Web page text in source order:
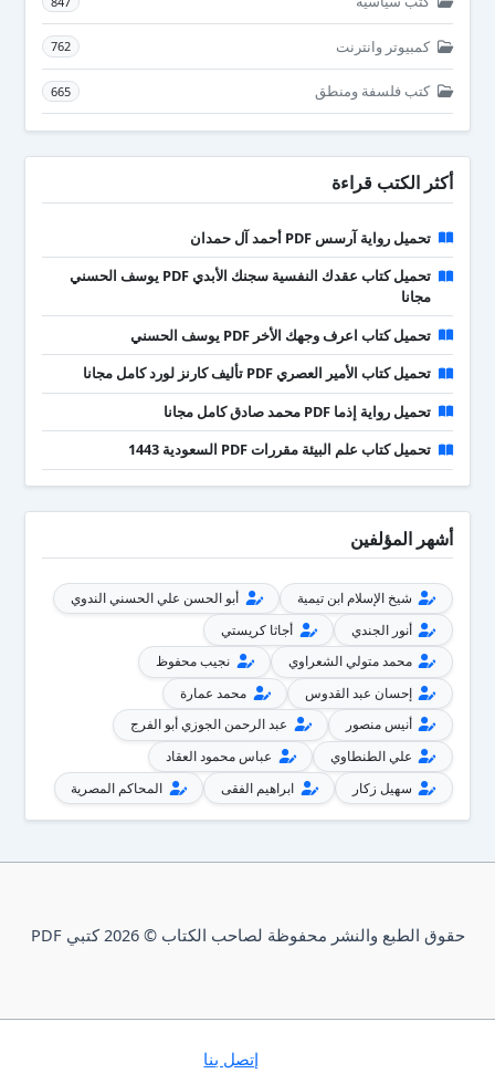
كمبيوتر وانترنت 762
كتب فلسفة ومنطق 665
أكثر الكتب قراءة
تحميل رواية آرسس PDF أحمد آل حمدان
تحميل كتاب عقدك النفسية سجنك الأبدي PDF يوسف الحسني
مجانا
تحميل كتاب اعرف وجهك الأخر PDF يوسف الحسني
تحميل كتاب الأمير العصري PDF تأليف كارنز لورد كامل مجانا
تحميل رواية إذما PDF محمد صادق كامل مجانا
تحميل كتاب علم البيئة مقررات PDF السعودية 1443
أشهر المؤلفين
شيخ الإسلام ابن تيمية
أبو الحسن علي الحسني الندوي
أنور الجندي
أجاثا كريستي
محمد متولي الشعراوي
نجيب محفوظ
إحسان عبد القدوس
محمد عمارة
أنيس منصور
عبد الرحمن الجوزي أبو الفرج
علي الطنطاوي
عباس محمود العقاد
سهيل زكار
ابراهيم الفقى المحاكم المصرية
حقوق الطبع والنشر محفوظة لصاحب الكتاب © 2026 كتبي PDF
إتصل بنا